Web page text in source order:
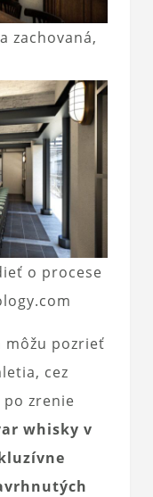
zachovaná,
o procese
môžu pozrieť
cez
zrenie
whisky v